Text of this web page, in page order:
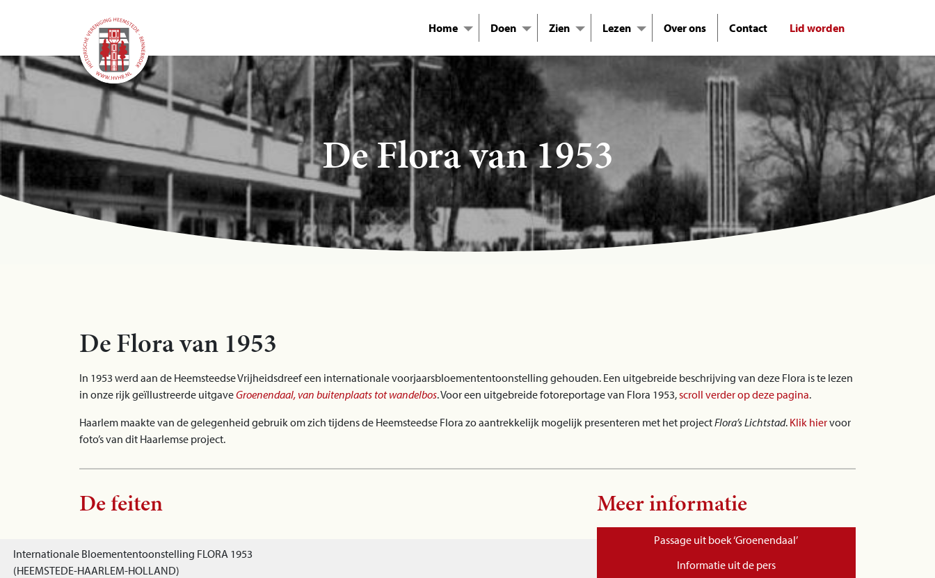
Home Doen Zien Lezen Over ons Contact Lid worden
De Flora van 1953
De Flora van 1953
In 1953 werd aan de Heemsteedse Vrijheidsdreef een internationale voorjaarsbloemententoonstelling gehouden. Een uitgebreide beschrijving van deze Flora is te lezen
in onze rijk geïllustreerde uitgaveGroenendaal, van buitenplaats tot wandelbos. Voor een uitgebreide fotoreportage van Flora 1953,scroll verder op deze pagina.
Haarlem maakte van de gelegenheid gebruik om zich tijdens de Heemsteedse Flora zo aantrekkelijk mogelijk presenteren met het projectFlora’s Lichtstad. Klik hiervoor
foto’s van dit Haarlemse project.
De feiten
Internationale Bloemententoonstelling FLORA 1953
(HEEMSTEDE-HAARLEM-HOLLAND)
Meer informatie
Passage uit boek ‘Groenendaal’
Informatie uit de pers